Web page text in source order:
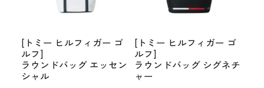
[トミー ヒルフィガー ゴ
ルフ]
ラウンドバッグ エッセン
シャル
[トミー ヒルフィガー ゴ
ルフ]
ラウンドバッグ シグネチ
ャー